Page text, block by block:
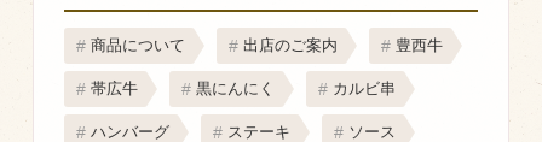
商品について 出店のご案内 豊西牛
帯広牛 黒にんにく カルビ串
ハンバーグ ステーキ ソース